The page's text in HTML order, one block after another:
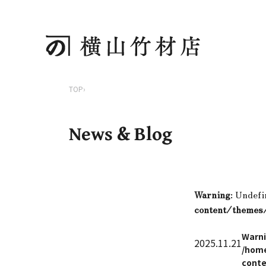
TOP›
News & Blog
Warning:
content/
2025.11.21/